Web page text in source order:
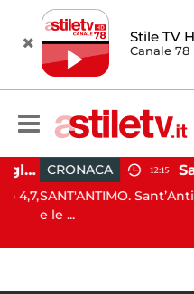
Stile TV
Canale 78
Campi Flegrei, aumentano gli sfollati e infuria lo scontro politico CRONACA 12:15
SANT'ANTIMO.
e le ...